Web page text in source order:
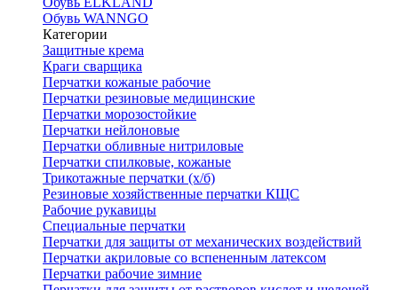
Обувь WANNGO
Категории
Защитные крема
Краги сварщика
Перчатки кожаные рабочие
Перчатки резиновые медицинские
Перчатки морозостойкие
Перчатки нейлоновые
Перчатки обливные нитриловые
Перчатки спилковые, кожаные
Трикотажные перчатки (х/б)
Резиновые хозяйственные перчатки КЩС
Рабочие рукавицы
Специальные перчатки
Перчатки для защиты от механических воздействий
Перчатки акриловые со вспененным латексом
Перчатки рабочие зимние